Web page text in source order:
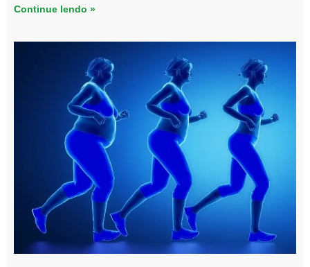
Continue lendo »